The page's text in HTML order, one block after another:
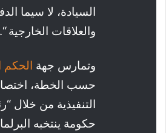
السيادة، لا سيما
والعلاقات الخارجية “.
وتمارس جهة الحكم
حسب الخطة،
التنفيذية من خلال
حكومة ينتخبه